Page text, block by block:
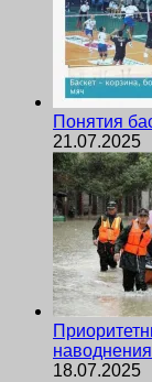
Понятия
21.07.2025
наводнения
18.07.2025